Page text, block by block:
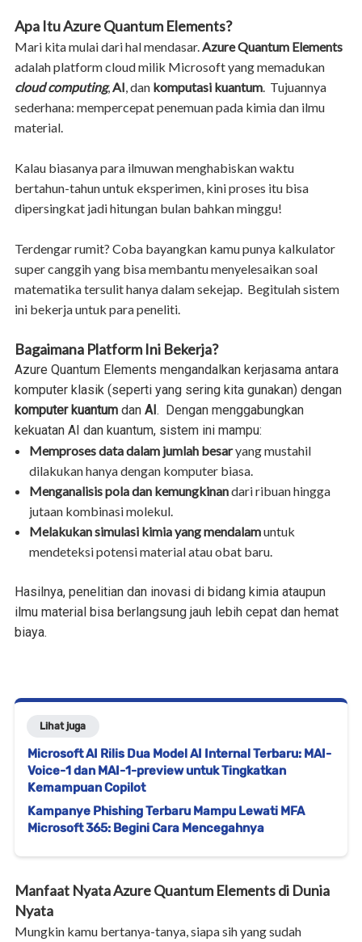
Apa Itu Azure Quantum Elements?
Mari kita mulai dari hal mendasar.Azure Quantum Elements
adalah platform cloud milik Microsoft yang memadukan
cloud computing,AI, dan komputasi kuantum. Tujuannya
sederhana: mempercepat penemuan pada kimia dan ilmu
material.
Kalau biasanya para ilmuwan menghabiskan waktu
bertahun-tahun untuk eksperimen, kini proses itu bisa
dipersingkat jadi hitungan bulan bahkan minggu!
Terdengar rumit? Coba bayangkan kamu punya kalkulator
super canggih yang bisa membantu menyelesaikan soal
matematika tersulit hanya dalam sekejap. Begitulah sistem
ini bekerja untuk para peneliti.
Bagaimana Platform Ini Bekerja?
Azure Quantum Elements mengandalkan kerjasama antara
komputer klasik (seperti yang sering kita gunakan) dengan
komputer kuantum dan AI. Dengan menggabungkan
kekuatan AI dan kuantum, sistem ini mampu:
Memproses data dalam jumlah besaryang mustahil
dilakukan hanya dengan komputer biasa.
Menganalisis pola dan kemungkinandari ribuan hingga
jutaan kombinasi molekul.
Melakukan simulasi kimia yang mendalamuntuk
mendeteksi potensi material atau obat baru.
Hasilnya, penelitian dan inovasi di bidang kimia ataupun
ilmu material bisa berlangsung jauh lebih cepat dan hemat
biaya.
Lihat juga
Microsoft AI Rilis Dua Model AI Internal Terbaru: MAI-
Voice-1 dan MAI-1-preview untuk Tingkatkan
Kemampuan Copilot
Kampanye Phishing Terbaru Mampu Lewati MFA
Microsoft 365: Begini Cara Mencegahnya
Manfaat Nyata Azure Quantum Elements di Dunia
Nyata
Mungkin kamu bertanya-tanya, siapa sih yang sudah